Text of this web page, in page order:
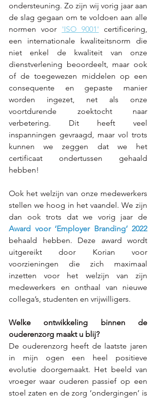
ondersteuning. Zo zijn wij vorig jaar aan
de slag gegaan om te voldoen aan alle
normen voor 'ISO 9001' certificering,
een internationale kwaliteitsnorm die
niet enkel de kwaliteit van onze
dienstverlening beoordeelt, maar ook
of de toegewezen middelen op een
consequente en gepaste manier
worden ingezet, net als onze
voortdurende zoektocht naar
verbetering. Dit heeft veel
inspanningen gevraagd, maar vol trots
kunnen we zeggen dat we het
certificaat ondertussen gehaald
hebben!
Ook het welzijn van onze medewerkers
stellen we hoog in het vaandel. We zijn
Award voor ‘Employer Branding’ 2022
behaald hebben. Deze award wordt
uitgereikt door Korian voor
voorzieningen die zich maximaal
inzetten voor het welzijn van zijn
medewerkers en onthaal van nieuwe
collega’s, studenten en vrijwilligers.
Welke ontwikkeling binnen de
ouderenzorg maakt u blij?
De ouderenzorg heeft de laatste jaren
in mijn ogen een heel positieve
evolutie doorgemaakt. Het beeld van
vroeger waar ouderen passief op een
stoel zaten en de zorg ‘ondergingen’ is